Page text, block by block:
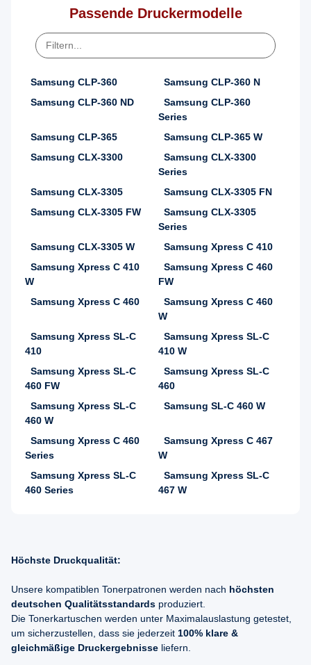
Passende Druckermodelle
Samsung CLP-360
Samsung CLP-360 N
Samsung CLP-360 ND
Samsung CLP-360
Series
Samsung CLP-365
Samsung CLP-365 W
Samsung CLX-3300
Samsung CLX-3300
Series
Samsung CLX-3305
Samsung CLX-3305 FN
Samsung CLX-3305 FW
Samsung CLX-3305
Series
Samsung CLX-3305 W
Samsung Xpress C 410
Samsung Xpress C 410
W
Samsung Xpress C 460
FW
Samsung Xpress C 460
Samsung Xpress C 460
W
Samsung Xpress SL-C
410
Samsung Xpress SL-C
410 W
Samsung Xpress SL-C
460 FW
Samsung Xpress SL-C
460
Samsung Xpress SL-C
460 W
Samsung SL-C 460 W
Samsung Xpress C 460
Series
Samsung Xpress C 467
W
Samsung Xpress SL-C
460 Series
Samsung Xpress SL-C
467 W
Höchste Druckqualität:
Unsere kompatiblen Tonerpatronen werden nach höchsten
deutschen Qualitätsstandards produziert.
Die Tonerkartuschen werden unter Maximalauslastung getestet,
um sicherzustellen, dass sie jederzeit 100% klare &
gleichmäßige Druckergebnisse liefern.